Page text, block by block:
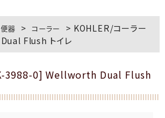
便器 > コーラー > KOHLER/コーラー
Flush トイレ
3988-0] Wellworth Dual Flush